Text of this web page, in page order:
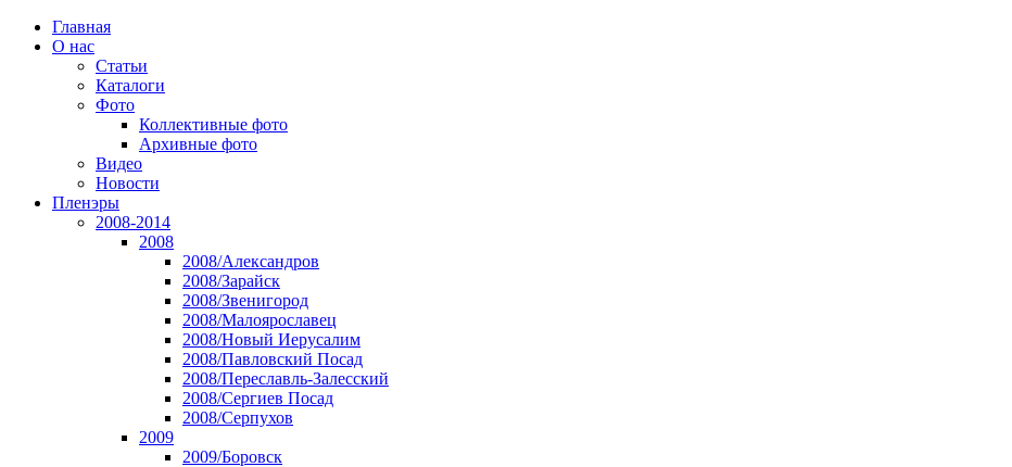
Главная
О нас
Статьи
Каталоги
Фото
Коллективные фото
Архивные фото
Видео
Новости
Пленэры
2008-2014
2008
2008/Александров
2008/Зарайск
2008/Звенигород
2008/Малоярославец
2008/Новый Иерусалим
2008/Павловский Посад
2008/Переславль-Залесский
2008/Сергиев Посад
2008/Серпухов
2009
2009/Боровск